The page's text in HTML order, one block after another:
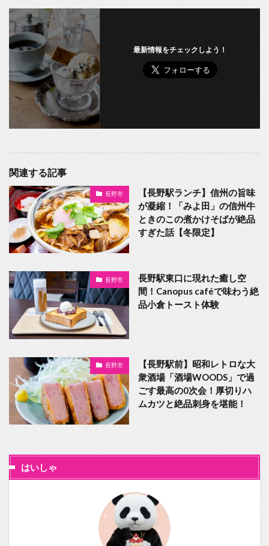
最新情報をチェックしよう！
関連する記事
長野市
【長野駅ランチ】信州の旨味
が凝縮！「みよ田」の信州牛
ときのこの煮かけそばが絶品
すぎた話【冬限定】
長野市
長野駅東口に現れた癒し空
間！Canopus caféで味わう絶
品小倉トースト体験
長野市
【長野駅前】昭和レトロな大
衆酒場「酒場WOODS」で過
ごす最高の0次会！厚切りハ
ムカツと絶品刺身を堪能！
はいしゃ